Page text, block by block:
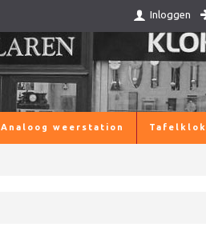
Inloggen
Analoog weerstation Tafelklok